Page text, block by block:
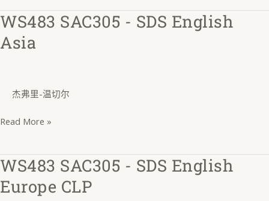
洲
版
WS483 SAC305 - SDS English
Asia
杰弗里-温切尔
WS483
SAC305
-
Asia
Read More »
WS483 SAC305 - SDS English
Europe CLP
WS483
SAC305
-